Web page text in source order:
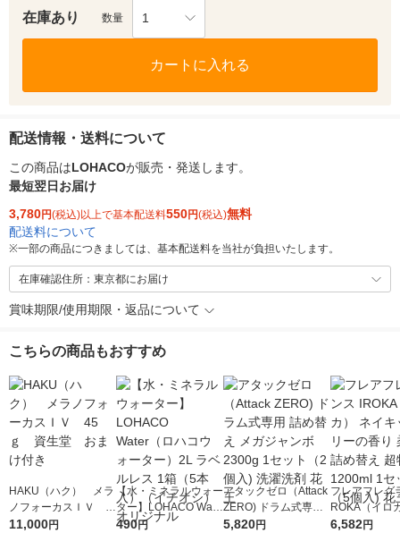
在庫あり 数量 1
カートに入れる
配送情報・送料について
この商品はLOHACOが販売・発送します。
最短翌日お届け
3,780円(税込)以上で基本配送料550円(税込)無料
配送料について
※一部の商品につきましては、基本配送料を当社が負担いたします。
在庫確認住所：東京都にお届け
賞味期限/使用期限・返品について
こちらの商品もおすすめ
HAKU（ハク） メラ
ノフォーカスＩＶ 4
5ｇ 資生堂 おまけ
11,000円
【水・ミネラルウォー
ター】LOHACO Wate
r（ロハコウォータ
490円
アタックゼロ（Attack
ZERO) ドラム式専用
詰め替え メガジャン
5,820円
フレアフレグ
ROKA（イロ
イキッドリリ
6,582円